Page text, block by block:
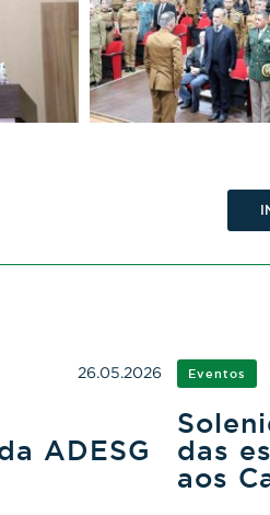
26.05.2026
ADESG
Eventos
das
aos